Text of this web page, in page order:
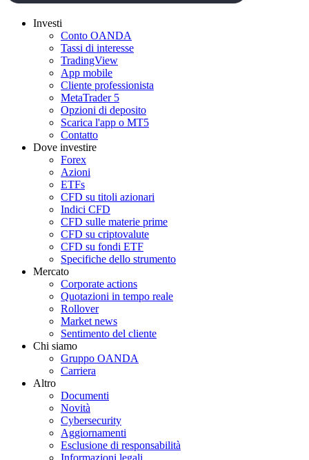
Investi
Conto OANDA
Tassi di interesse
TradingView
App mobile
Cliente professionista
MetaTrader 5
Opzioni di deposito
Scarica l'app o MT5
Contatto
Dove investire
Forex
Azioni
ETFs
CFD su titoli azionari
Indici CFD
CFD sulle materie prime
CFD su criptovalute
CFD su fondi ETF
Specifiche dello strumento
Mercato
Corporate actions
Quotazioni in tempo reale
Rollover
Market news
Sentimento del cliente
Chi siamo
Gruppo OANDA
Carriera
Altro
Documenti
Novità
Cybersecurity
Aggiornamenti
Esclusione di responsabilità
Informazioni legali